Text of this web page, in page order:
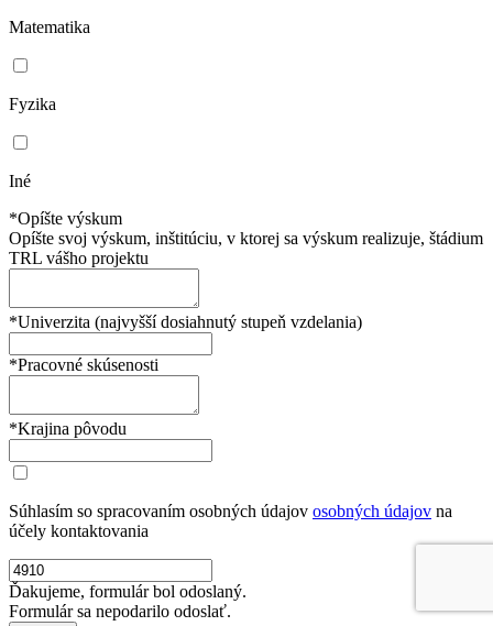
Matematika
Fyzika
Iné
*Opíšte výskum
Opíšte svoj výskum, inštitúciu, v ktorej sa výskum realizuje, štádium
TRL vášho projektu
*Univerzita (najvyšší dosiahnutý stupeň vzdelania)
*Pracovné skúsenosti
*Krajina pôvodu
Súhlasím so spracovaním osobných údajov osobných údajov na
účely kontaktovania
Ďakujeme, formulár bol odoslaný.
Formulár sa nepodarilo odoslať.